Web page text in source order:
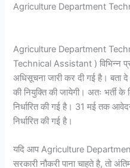
Agriculture Department
Agriculture Department
Technical Assistant ) विभिन्न
अधिसूचना जारी कर दी गई है। बता दे
की नियुक्ति की जायेगी। अतः भर्ती
निर्धारित की गई है। 31 मई तक
निर्धारित की गई है।
यदि आप Agriculture
सरकारी नौकरी पाना चाहते है, तो